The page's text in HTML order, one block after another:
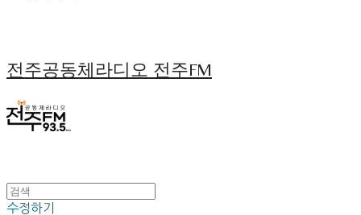
전주공동체라디오 전주FM
수정하기